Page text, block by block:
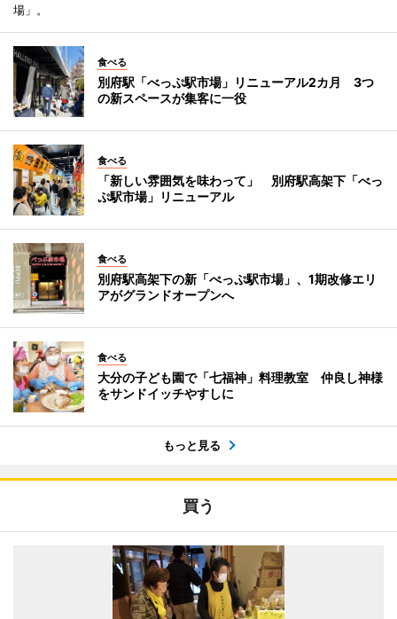
場」。
食べる
別府駅「べっぷ駅市場」リニューアル2カ月 3つ
の新スペースが集客に一役
食べる
「新しい雰囲気を味わって」 別府駅高架下「べっ
ぷ駅市場」リニューアル
食べる
別府駅高架下の新「べっぷ駅市場」、1期改修エリ
アがグランドオープンへ
食べる
大分の子ども園で「七福神」料理教室 仲良し神様
をサンドイッチやすしに
もっと見る
買う